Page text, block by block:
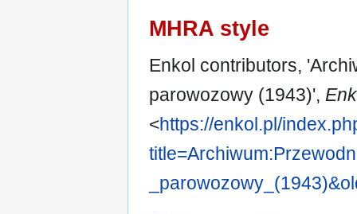
MHRA style
Enkol contributors,
parowozowy (1943)',
<https://enkol.pl/